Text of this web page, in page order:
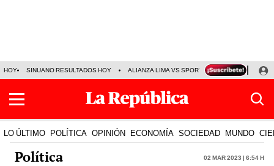
HOY SINUANO RESULTADOS HOY ALIANZA LIMA VS SPORT BOYS JORGE
LO ÚLTIMO POLÍTICA OPINIÓN ECONOMÍA SOCIEDAD MUNDO
Política 02 Mar 2023 | 6:54 h